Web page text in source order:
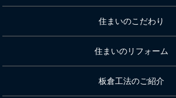
住まいのこだわり
住まいのリフォーム
板倉工法のご紹介